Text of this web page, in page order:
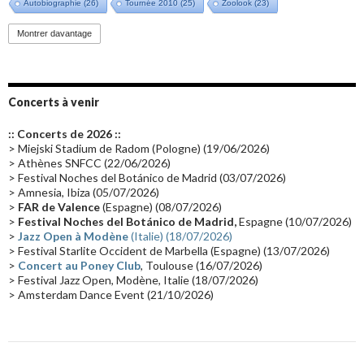
Autobiographie (26) Tournée 2010 (25) Zoolook (23)
Promo 2019(23)
Groupe de Recherche Musicale
Passages radio Vidéo Jarrecast (16) Synthé 80's
Les concerts en Chine(16) Cinéma
Synthé Roland(15) Belgique(15)
(14) Astronomie (14)
Tournée 2025(14) 2024(14) Chine(13)
Montrer davantage
Concerts à venir
:: Concerts de 2026 ::
> Miejski Stadium de Radom (Pologne) (19/06/2026)
> Athènes SNFCC (22/06/2026)
> Festival Noches del Botánico de Madrid (03/07/2026)
> Amnesia, Ibiza (05/07/2026)
> FAR de Valence(Espagne) (08/07/2026)
> Festival Noches del Botánico de Madrid,Espagne (10/07/2026)
> Jazz Open à Modène(Italie) (18/07/2026)
> Festival Starlite Occident de Marbella (Espagne) (13/07/2026)
> Concert au Poney Club, Toulouse (16/07/2026)
> Festival Jazz Open, Modène, Italie (18/07/2026)
> Amsterdam Dance Event (21/10/2026)